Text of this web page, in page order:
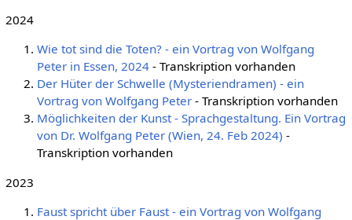
2024
Wie tot sind die Toten? - ein Vortrag von Wolfgang
Peter in Essen, 2024- Transkription vorhanden
Der Hüter der Schwelle (Mysteriendramen) - ein
Vortrag von Wolfgang Peter- Transkription vorhanden
Möglichkeiten der Kunst - Sprachgestaltung. Ein Vortrag
von Dr. Wolfgang Peter (Wien, 24. Feb 2024) -
Transkription vorhanden
2023
Faust spricht über Faust - ein Vortrag von Wolfgang